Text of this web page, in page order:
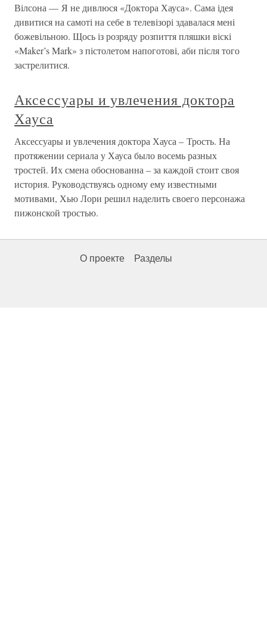
Вілсона — Я не дивлюся «Доктора Хауса». Сама ідея
дивитися на самоті на себе в телевізорі здавалася мені
божевільною. Щось із розряду розпиття пляшки віскі
«Maker’s Mark» з пістолетом напоготові, аби після того
застрелитися.
Аксессуары и увлечения доктора
Хауса
Аксессуары и увлечения доктора Хауса – Трость. На
протяжении сериала у Хауса было восемь разных
тростей. Их смена обоснованна – за каждой стоит своя
история. Руководствуясь одному ему известными
мотивами, Хью Лори решил наделить своего персонажа
пижонской тростью.
О проекте Разделы